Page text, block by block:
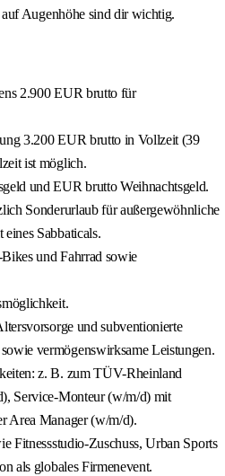
Augenhöhe sind dir wichtig.
2.900 EUR brutto für
3.200 EUR brutto in Vollzeit (39
ist möglich.
und EUR brutto Weihnachtsgeld.
Sonderurlaub für außergewöhnliche
Sabbaticals.
und Fahrrad sowie
und subventionierte
vermögenswirksame Leistungen.
z. B. zum TÜV-Rheinland
Service-Monteur (w/m/d) mit
Area Manager (w/m/d).
Fitnessstudio-Zuschuss, Urban Sports
als globales Firmenevent.